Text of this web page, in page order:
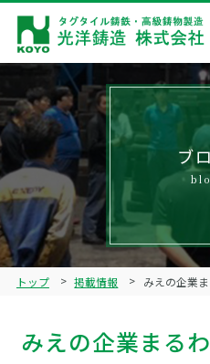
会
企業
製品ライ
鋳
品質
ブ
ブ
トップ 掲載情報 みえの企業
みえの企業まる